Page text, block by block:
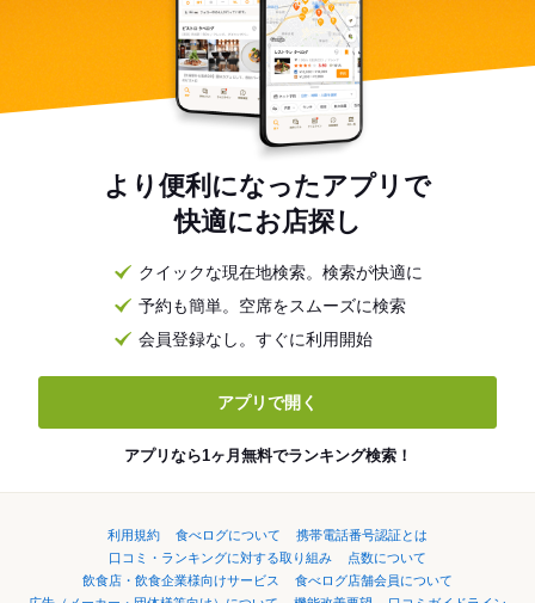
より便利になったアプリで
快適にお店探し
クイックな現在地検索。検索が快適に
予約も簡単。空席をスムーズに検索
会員登録なし。すぐに利用開始
アプリで開く
アプリなら1ヶ月無料でランキング検索！
利用規約 食べログについて
携帯電話番号認証とは
口コミ・ランキングに対する取り組み
点数について
飲食店・飲食企業様向けサービス
食べログ店舗会員について